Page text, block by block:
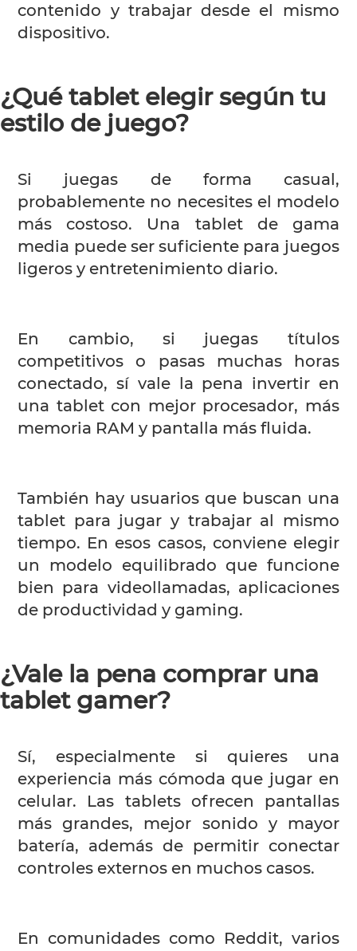
contenido y trabajar desde el mismo
dispositivo.
¿Qué tablet elegir según tu
estilo de juego?
Si juegas de forma casual,
probablemente no necesites el modelo
más costoso. Una tablet de gama
media puede ser suficiente para juegos
ligeros y entretenimiento diario.
En cambio, si juegas títulos
competitivos o pasas muchas horas
conectado, sí vale la pena invertir en
una tablet con mejor procesador, más
memoria RAM y pantalla más fluida.
También hay usuarios que buscan una
tablet para jugar y trabajar al mismo
tiempo. En esos casos, conviene elegir
un modelo equilibrado que funcione
bien para videollamadas, aplicaciones
de productividad y gaming.
¿Vale la pena comprar una
tablet gamer?
Sí, especialmente si quieres una
experiencia más cómoda que jugar en
celular. Las tablets ofrecen pantallas
más grandes, mejor sonido y mayor
batería, además de permitir conectar
controles externos en muchos casos.
En comunidades como Reddit, varios